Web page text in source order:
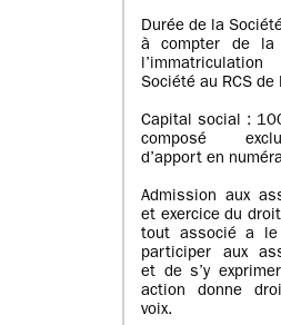
Durée de la
à compter de la
Société au RCS de
Capital social :
composé
d’apport en
Admission aux
et exercice du
tout associé a
participer aux
et de s’y
action donne
voix.